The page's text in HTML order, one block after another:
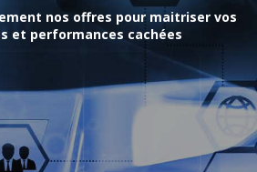
nos offres pour maitriser vos
et performances cachées